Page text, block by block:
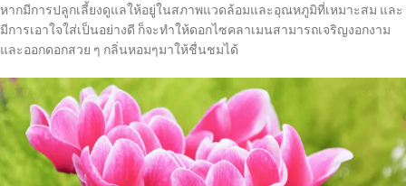
หากมีการปลูกเลี้ยงดูแลให้อยู่ในสภาพแวดล้อมและอุณหภูมิที่เหมาะสม และ
มีการเอาใจใส่เป็นอย่างดี ก็จะทำให้ดอกไซคลาเมนสามารถเจริญงอกงาม
และออกดอกสวย ๆ กลิ่นหอมๆมาให้ชื่นชมได้